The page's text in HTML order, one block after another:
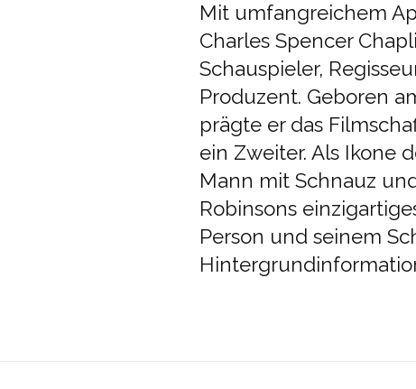
Mit umfangreichem
Charles Spencer
Schauspieler,
Produzent. Geboren
prägte er das
ein Zweiter. Als Ikone
Mann mit Schnauz
Robinsons
Person und seinem